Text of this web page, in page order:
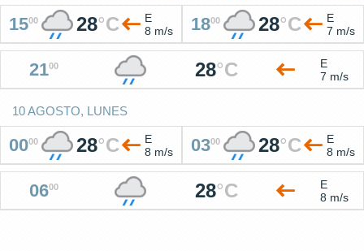
1500 28°C
E
8 m/s
1800 28°C
E
7 m/s
2100 28°C
E
7 m/s
10 AGOSTO, LUNES
0000 28°C
E
8 m/s
0300 28°C
E
8 m/s
0600 28°C
E
8 m/s